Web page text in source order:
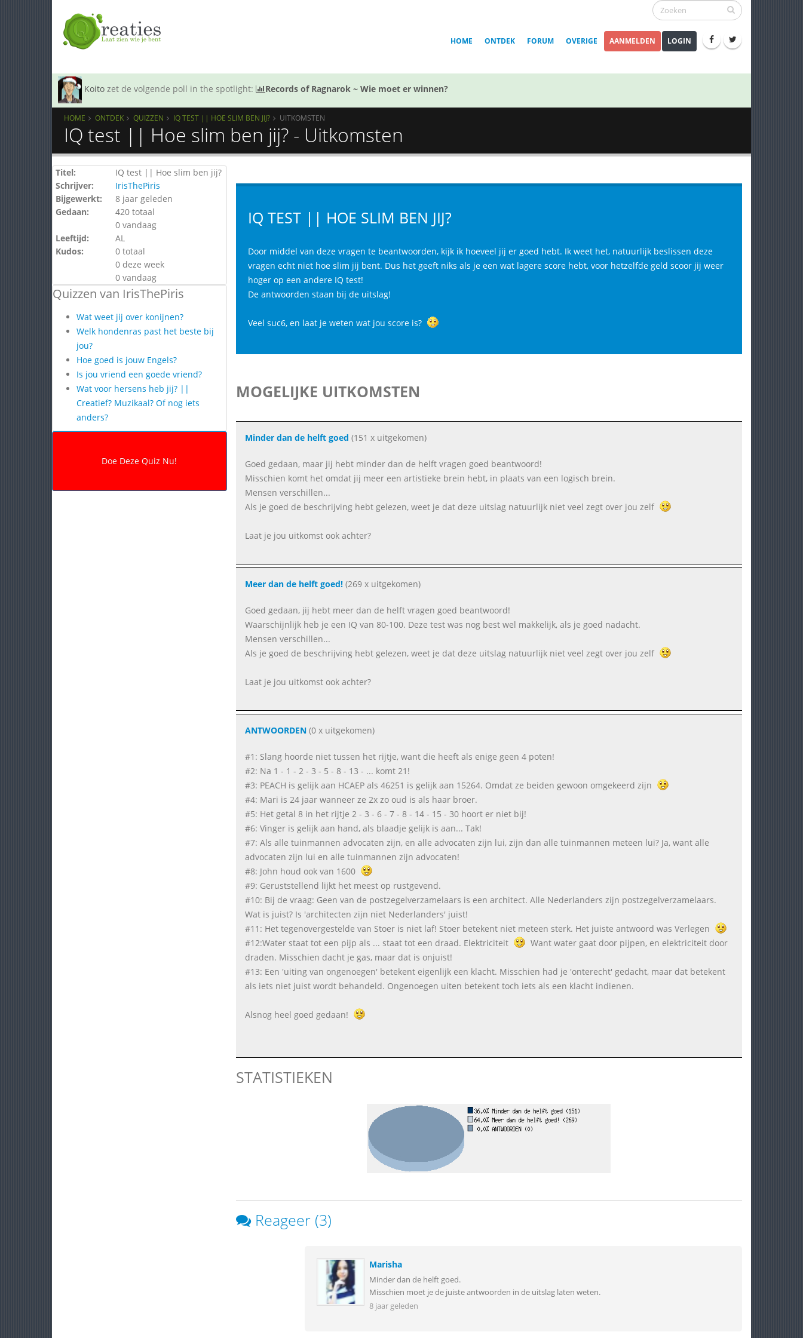
HOME ONTDEK FORUM OVERIGE AANMELDEN LOGIN
Koito zet de volgende poll in the spotlight: Records of Ragnarok ~ Wie moet er winnen?
HOME ONTDEK QUIZZEN IQ TEST || HOE SLIM BEN JIJ? UITKOMSTEN
IQ test || Hoe slim ben jij? - Uitkomsten
Titel:
IQ test || Hoe slim ben jij?
Schrijver:
IrisThePiris
Bijgewerkt:
8 jaar geleden
Gedaan:
420 totaal
0 vandaag
Leeftijd:
AL
Kudos:
0 totaal
0 deze week
0 vandaag
Quizzen van IrisThePiris
Wat weet jij over konijnen?
Welk hondenras past het beste bij
jou?
Hoe goed is jouw Engels?
Is jou vriend een goede vriend?
Wat voor hersens heb jij? ||
Creatief? Muzikaal? Of nog iets
anders?
IQ TEST || HOE SLIM BEN JIJ?
Door middel van deze vragen te beantwoorden, kijk ik hoeveel jij er goed hebt. Ik weet het, natuurlijk beslissen deze
vragen echt niet hoe slim jij bent. Dus het geeft niks als je een wat lagere score hebt, voor hetzelfde geld scoor jij weer
hoger op een andere IQ test!
De antwoorden staan bij de uitslag!
Veel suc6, en laat je weten wat jou score is?
MOGELIJKE UITKOMSTEN
Minder dan de helft goed (151 x uitgekomen)
Goed gedaan, maar jij hebt minder dan de helft vragen goed beantwoord!
Misschien komt het omdat jij meer een artistieke brein hebt, in plaats van een logisch brein.
Mensen verschillen...
Als je goed de beschrijving hebt gelezen, weet je dat deze uitslag natuurlijk niet veel zegt over jou zelf
Laat je jou uitkomst ook achter?
Meer dan de helft goed!(269 x uitgekomen)
Goed gedaan, jij hebt meer dan de helft vragen goed beantwoord!
Waarschijnlijk heb je een IQ van 80-100. Deze test was nog best wel makkelijk, als je goed nadacht.
Mensen verschillen...
Als je goed de beschrijving hebt gelezen, weet je dat deze uitslag natuurlijk niet veel zegt over jou zelf
Laat je jou uitkomst ook achter?
ANTWOORDEN(0 x uitgekomen)
#1: Slang hoorde niet tussen het rijtje, want die heeft als enige geen 4 poten!
#2: Na 1 - 1 - 2 - 3 - 5 - 8 - 13 - ... komt 21!
#3: PEACH is gelijk aan HCAEP als 46251 is gelijk aan 15264. Omdat ze beiden gewoon omgekeerd zijn
#4: Mari is 24 jaar wanneer ze 2x zo oud is als haar broer.
#5: Het getal 8 in het rijtje 2 - 3 - 6 - 7 - 8 - 14 - 15 - 30 hoort er niet bij!
#6: Vinger is gelijk aan hand, als blaadje gelijk is aan... Tak!
#7: Als alle tuinmannen advocaten zijn, en alle advocaten zijn lui, zijn dan alle tuinmannen meteen lui? Ja, want alle
advocaten zijn lui en alle tuinmannen zijn advocaten!
#8: John houd ook van 1600
#9: Geruststellend lijkt het meest op rustgevend.
#10: Bij de vraag: Geen van de postzegelverzamelaars is een architect. Alle Nederlanders zijn postzegelverzamelaars.
Wat is juist? Is 'architecten zijn niet Nederlanders' juist!
#11: Het tegenovergestelde van Stoer is niet laf! Stoer betekent niet meteen sterk. Het juiste antwoord was Verlegen
#12:Water staat tot een pijp als ... staat tot een draad. Elektriciteit
Want water gaat door pijpen, en elektriciteit door
draden. Misschien dacht je gas, maar dat is onjuist!
#13: Een 'uiting van ongenoegen' betekent eigenlijk een klacht. Misschien had je 'onterecht' gedacht, maar dat betekent
als iets niet juist wordt behandeld. Ongenoegen uiten betekent toch iets als een klacht indienen.
Alsnog heel goed gedaan!
STATISTIEKEN
Reageer (3)
Marisha
Minder dan de helft goed.
Misschien moet je de juiste antwoorden in de uitslag laten weten.
8 jaar geleden